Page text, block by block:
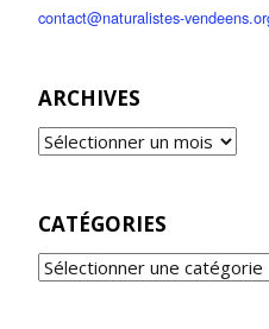
contact@naturalistes-
ARCHIVES
CATÉGORIES